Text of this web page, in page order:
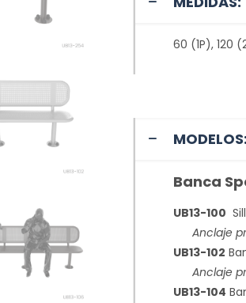
60 (1P), 120
MODELOS:
Banca
UB13-100
Anclaje
UB13-102
Anclaje
UB13-104